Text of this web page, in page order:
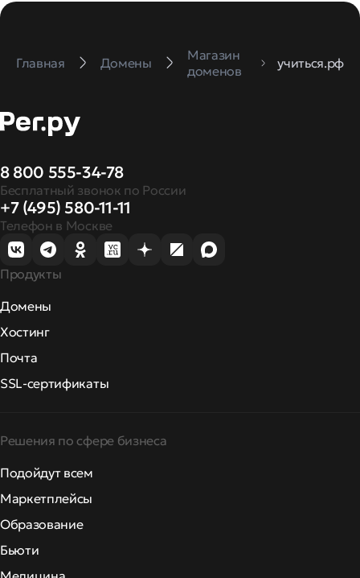
Главная Домены
Магазин
доменов
учиться.рф
8 800 555-34-78
Бесплатный звонок по России
+7 (495) 580-11-11
Телефон в Москве
Продукты
Домены
Хостинг
Почта
SSL-сертификаты
Решения по сфере бизнеса
Подойдут всем
Маркетплейсы
Образование
Бьюти